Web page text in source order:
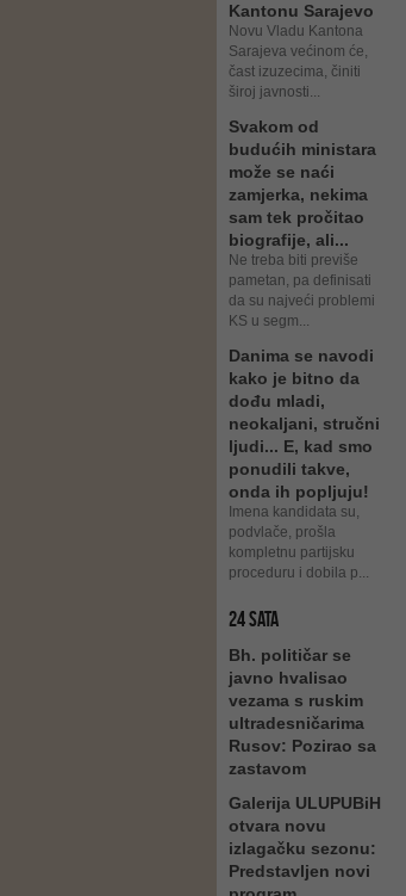
Kantonu Sarajevo
Novu Vladu Kantona
Sarajeva većinom će,
čast izuzecima, činiti
široj javnosti...
Svakom od
budućih ministara
može se naći
zamjerka, nekima
sam tek pročitao
biografije, ali...
Ne treba biti previše
pametan, pa definisati
da su najveći problemi
KS u segm...
Danima se navodi
kako je bitno da
dođu mladi,
neokaljani, stručni
ljudi... E, kad smo
ponudili takve,
onda ih popljuju!
Imena kandidata su,
podvlače, prošla
kompletnu partijsku
proceduru i dobila p...
24 SATA
Bh. političar se
javno hvalisao
vezama s ruskim
ultradesničarima
Rusov: Pozirao sa
zastavom
Galerija ULUPUBiH
otvara novu
izlagačku sezonu:
Predstavljen novi